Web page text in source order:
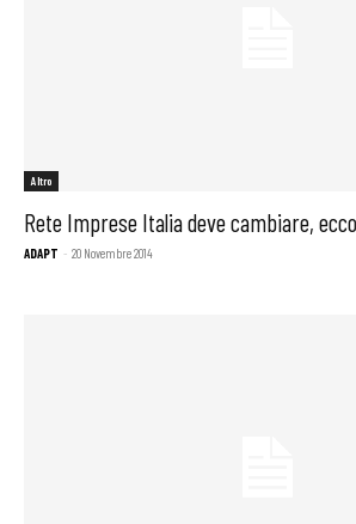
Altro
Rete Imprese Italia deve cambiare,
ADAPT - 20 Novembre 2014